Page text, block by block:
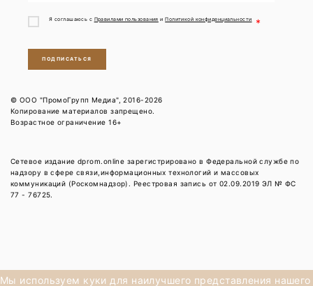
Я соглашаюсь с Правилами пользования иПолитикой конфиденциальности *
ПОДПИСАТЬСЯ
© ООО "ПромоГрупп Медиа", 2016-2026
Копирование материалов запрещено.
Возрастное ограничение 16+
Сетевое издание dprom.online зарегистрировано в Федеральной службе по
надзору в сфере связи,информационных технологий и массовых
коммуникаций (Роскомнадзор). Реестровая запись от 02.09.2019 ЭЛ № ФС
77 - 76725.
Мы используем куки для наилучшего представления нашего